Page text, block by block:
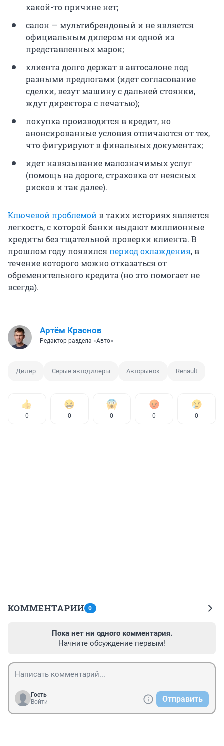
какой-то причине нет;
салон — мультибрендовый и не является
официальным дилером ни одной из
представленных марок;
клиента долго держат в автосалоне под
разными предлогами (идет согласование
сделки, везут машину с дальней стоянки,
ждут директора с печатью);
покупка производится в кредит, но
анонсированные условия отличаются от тех,
что фигурируют в финальных документах;
идет навязывание малозначимых услуг
(помощь на дороге, страховка от неясных
рисков и так далее).
Ключевой проблемойв таких историях является
легкость, с которой банки выдают миллионные
кредиты без тщательной проверки клиента. В
прошлом году появилсяпериод охлаждения, в
течение которого можно отказаться от
обременительного кредита (но это помогает не
всегда).
Артём Краснов
Редактор раздела «Авто»
Дилер Серые автодилеры Авторынок Renault
0 0 0 0 0
КОММЕНТАРИИ 0
Пока нет ни одного комментария.
Начните обсуждение первым!
Гость
Войти
Отправить